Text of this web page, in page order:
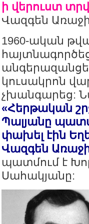
ի վերուստ
Վազգեն
1960-ական
կուսակրոն
չխանգարեց:
«Հերթական
Պալյանը
փախել էին
Վազգեն
պատմում է
Սահակյանը: